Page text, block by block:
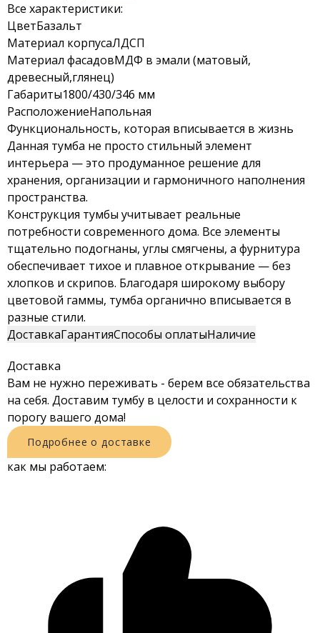
Все характеристики:
ЦветБазальт
Материал корпусаЛДСП
Материал фасадовМДФ в эмали (матовый,
древесный,глянец)
Габариты1800/430/346 мм
РасположениеНапольная
Функциональность, которая вписывается в жизнь
Данная тумба не просто стильный элемент
интерьера — это продуманное решение для
хранения, организации и гармоничного наполнения
пространства.
Конструкция тумбы учитывает реальные
потребности современного дома. Все элементы
тщательно подогнаны, углы смягчены, а фурнитура
обеспечивает тихое и плавное открывание — без
хлопков и скрипов. Благодаря широкому выбору
цветовой гаммы, тумба органично вписывается в
разные стили.
ДоставкаГарантияСпособы оплатыНаличие
Доставка
Вам не нужно переживать - берем все обязательства
на себя. Доставим тумбу в целости и сохранности к
порогу вашего дома!
Подробнее о доставке
как мы работаем: